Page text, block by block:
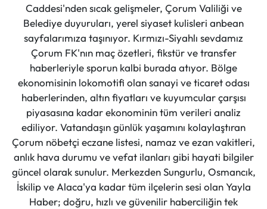
Caddesi'nden sıcak gelişmeler, Çorum Valiliği ve
Belediye duyuruları, yerel siyaset kulisleri anbean
sayfalarımıza taşınıyor. Kırmızı-Siyahlı sevdamız
Çorum FK'nın maç özetleri, fikstür ve transfer
haberleriyle sporun kalbi burada atıyor. Bölge
ekonomisinin lokomotifi olan sanayi ve ticaret odası
haberlerinden, altın fiyatları ve kuyumcular çarşısı
piyasasına kadar ekonominin tüm verileri analiz
ediliyor. Vatandaşın günlük yaşamını kolaylaştıran
Çorum nöbetçi eczane listesi, namaz ve ezan vakitleri,
anlık hava durumu ve vefat ilanları gibi hayati bilgiler
güncel olarak sunulur. Merkezden Sungurlu, Osmancık,
İskilip ve Alaca'ya kadar tüm ilçelerin sesi olan Yayla
Haber; doğru, hızlı ve güvenilir haberciliğin tek